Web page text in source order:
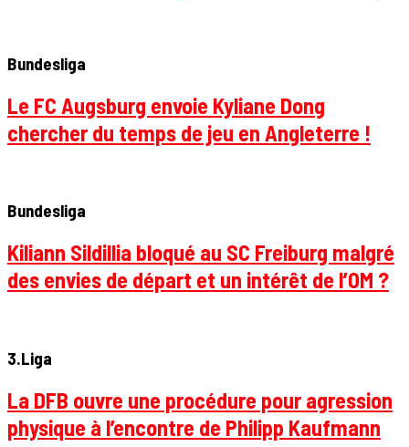
Bundesliga
Le FC Augsburg envoie Kyliane Dong
chercher du temps de jeu en Angleterre !
Bundesliga
Kiliann Sildillia bloqué au SC Freiburg malgré
des envies de départ et un intérêt de l’OM ?
3.Liga
La DFB ouvre une procédure pour agression
physique à l’encontre de Philipp Kaufmann